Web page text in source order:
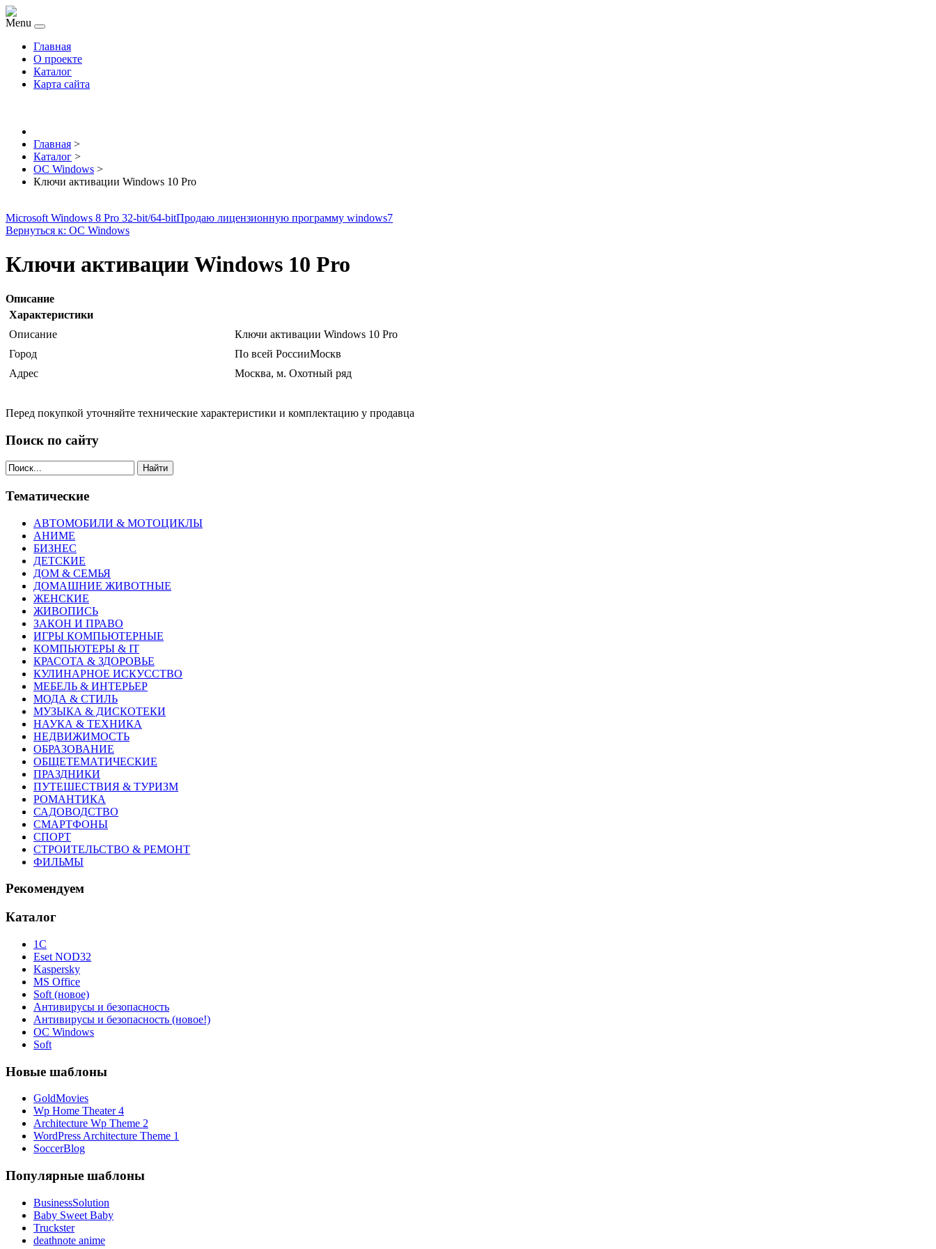
Menu
Главная
О проекте
Каталог
Карта сайта
Главная >
Каталог >
ОС Windows >
Ключи активации Windows 10 Pro
Microsoft Windows 8 Pro 32-bit/64-bitПродаю лицензионную программу windows7
Вернуться к: ОС Windows
Ключи активации Windows 10 Pro
Описание
Характеристики
Описание
Ключи активации Windows 10 Pro
Город
По всей РоссииМоскв
Адрес
Москва, м. Охотный ряд
Перед покупкой уточняйте технические характеристики и комплектацию у продавца
Поиск по сайту
Найти
Тематические
АВТОМОБИЛИ & МОТОЦИКЛЫ
АНИМЕ
БИЗНЕС
ДЕТСКИЕ
ДОМ & СЕМЬЯ
ДОМАШНИЕ ЖИВОТНЫЕ
ЖЕНСКИЕ
ЖИВОПИСЬ
ЗАКОН И ПРАВО
ИГРЫ КОМПЬЮТЕРНЫЕ
КОМПЬЮТЕРЫ & IT
КРАСОТА & ЗДОРОВЬЕ
КУЛИНАРНОЕ ИСКУССТВО
МЕБЕЛЬ & ИНТЕРЬЕР
МОДА & СТИЛЬ
МУЗЫКА & ДИСКОТЕКИ
НАУКА & ТЕХНИКА
НЕДВИЖИМОСТЬ
ОБРАЗОВАНИЕ
ОБЩЕТЕМАТИЧЕСКИЕ
ПРАЗДНИКИ
ПУТЕШЕСТВИЯ & ТУРИЗМ
РОМАНТИКА
САДОВОДСТВО
СМАРТФОНЫ
СПОРТ
СТРОИТЕЛЬСТВО & РЕМОНТ
ФИЛЬМЫ
Рекомендуем
Каталог
1С
Eset NOD32
Kaspersky
MS Office
Soft (новое)
Антивирусы и безопасность
Антивирусы и безопасность (новое!)
ОС Windows
Soft
Новые шаблоны
GoldMovies
Wp Home Theater 4
Architecture Wp Theme 2
WordPress Architecture Theme 1
SoccerBlog
Популярные шаблоны
BusinessSolution
Baby Sweet Baby
Truckster
deathnote anime